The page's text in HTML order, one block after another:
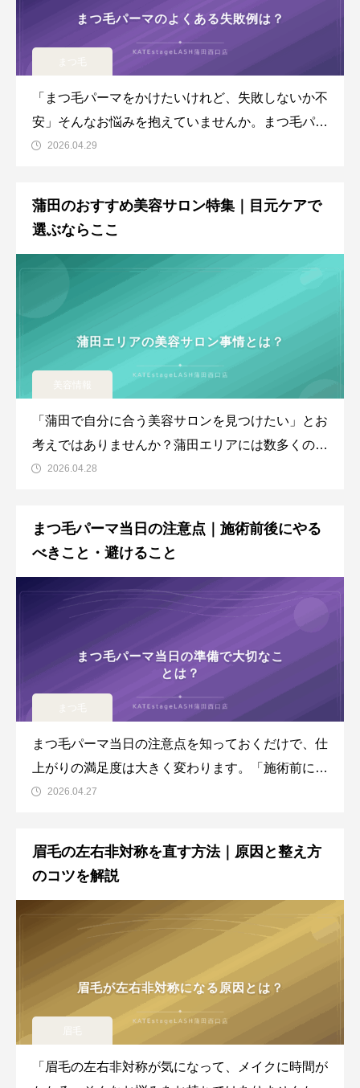
「まつ毛パーマをかけたいけれど、失敗しないか不
安」そんなお悩みを抱えていませんか。まつ毛パー
マの失敗にはさまざまな原因があり、事前に知って
く解説し、失敗を避けるためのサロン選びのポイン
トや対処法をお伝えします
2026.04.29
蒲田のおすすめ美容サロン特集｜目元ケアで
選ぶならここ
「蒲田で自分に合う美容サロンを見つけたい」とお
考えではありませんか？蒲田エリアには数多くの美
容サロンがあり、どこを選べばいいか迷う方も多い
の記事では、蒲田で美容サロンをお探しの方に向け
て、おすすめの選び方をご
2026.04.28
まつ毛パーマ当日の注意点｜施術前後にやる
べきこと・避けること
まつ毛パーマ当日の注意点を知っておくだけで、仕
上がりの満足度は大きく変わります。「施術前にメ
イクはしていいの？」「当日の洗顔はどうすればい
は、アイブロウ・まつ毛専門サロン
2026.04.27
眉毛の左右非対称を直す方法｜原因と整え方
のコツを解説
「眉毛の左右非対称が気になって、メイクに時間が